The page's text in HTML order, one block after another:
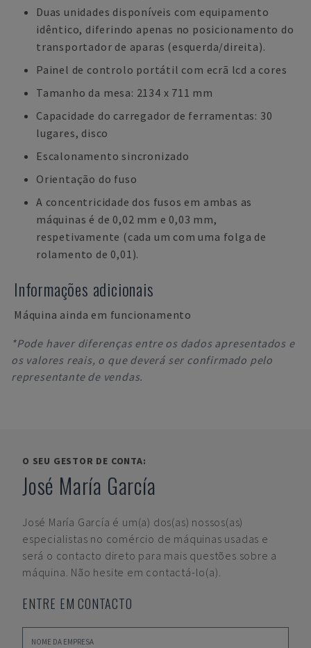
Duas unidades disponíveis com equipamento
idêntico, diferindo apenas no posicionamento do
transportador de aparas (esquerda/direita).
Painel de controlo portátil com ecrã lcd a cores
Tamanho da mesa: 2134 x 711 mm
Capacidade do carregador de ferramentas: 30
lugares, disco
Escalonamento sincronizado
Orientação do fuso
A concentricidade dos fusos em ambas as
máquinas é de 0,02 mm e 0,03 mm,
respetivamente (cada um com uma folga de
rolamento de 0,01).
Informações adicionais
Máquina ainda em funcionamento
*Pode haver diferenças entre os dados apresentados e
os valores reais, o que deverá ser confirmado pelo
representante de vendas.
O SEU GESTOR DE CONTA:
José María García
José María García é um(a) dos(as) nossos(as)
especialistas no comércio de máquinas usadas e
será o contacto direto para mais questões sobre a
máquina. Não hesite em contactá-lo(a).
ENTRE EM CONTACTO